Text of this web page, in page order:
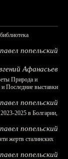
павел попельский
Афанасьев
Природа и
Последние выставки
павел попельский
2025 в Болгарии,
павел попельский
жертв сталинских
павел попельский